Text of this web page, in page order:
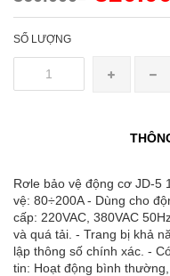
SỐ LƯỢNG
Rơle bảo vệ động cơ JD-5
vệ: 80÷200A - Dùng cho
cấp: 220VAC, 380VAC
và quá tải. - Trang bị khả
lập thông số chính xác. -
tin: Hoạt động bình